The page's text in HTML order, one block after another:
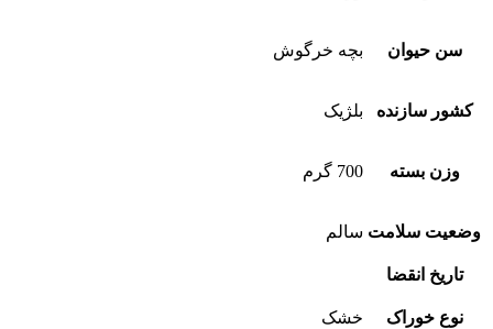
سن حیوان بچه خرگوش
کشور سازنده بلژیک
وزن بسته 700 گرم
وضعیت سلامت سالم
تاریخ انقضا
نوع خوراک خشک